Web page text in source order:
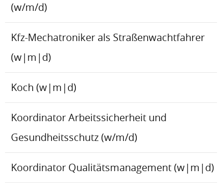
(w/m/d)
Kfz-Mechatroniker als Straßenwachtfahrer
(w|m|d)
Koch (w|m|d)
Koordinator Arbeitssicherheit und
Gesundheitsschutz (w/m/d)
Koordinator Qualitätsmanagement (w|m|d)